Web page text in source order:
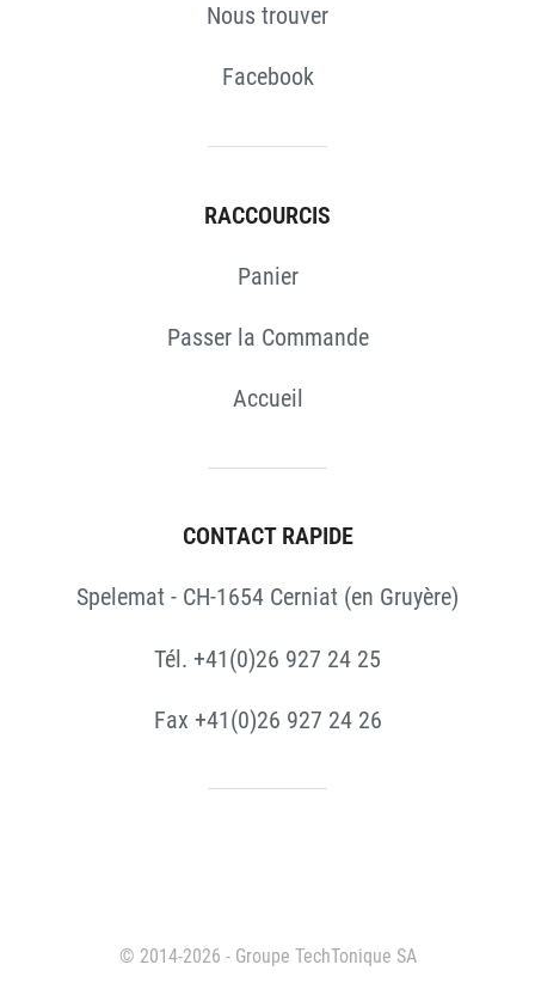
Nous trouver
Facebook
RACCOURCIS
Panier
Passer la Commande
Accueil
CONTACT RAPIDE
Spelemat - CH-1654 Cerniat (en Gruyère)
Tél. +41(0)26 927 24 25
Fax +41(0)26 927 24 26
© 2014-2026 - Groupe TechTonique SA